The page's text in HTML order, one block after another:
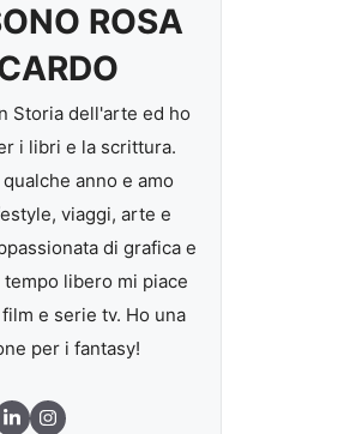
ROSA
Storia dell'arte ed ho
i libri e la scrittura.
anno e amo
viaggi, arte e
di grafica e
libero mi piace
e serie tv. Ho una
per i fantasy!